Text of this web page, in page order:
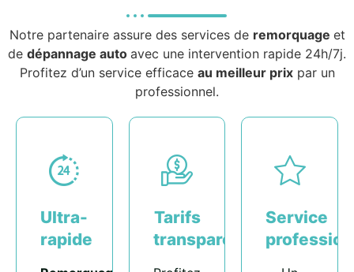
Notre partenaire assure des services de remorquage et
de dépannage auto avec une intervention rapide 24h/7j.
Profitez d’un service efficace au meilleur prixpar un
professionnel.
Ultra-
rapide
Tarifs
transparents
Service